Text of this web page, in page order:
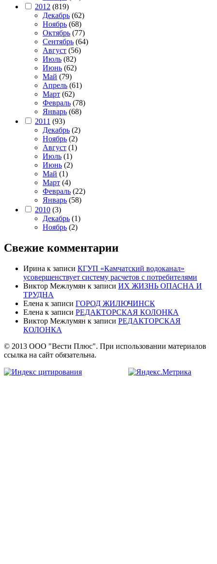
2012 (819)
Декабрь (62)
Ноябрь (68)
Октябрь (77)
Сентябрь (64)
Август (56)
Июль (82)
Июнь (62)
Май (79)
Апрель (61)
Март (62)
Февраль (78)
Январь (68)
2011 (93)
Декабрь (2)
Ноябрь (2)
Август (1)
Июль (1)
Июнь (2)
Май (1)
Март (4)
Февраль (22)
Январь (58)
2010 (3)
Декабрь (1)
Ноябрь (2)
Свежие комментарии
Ирина к записи КГУП «Камчатский водоканал»
усовершенствует систему расчетов с потребителями
Виктор Межлумян к записи ИХ ЖИЗНЬ ОПАСНА И
ТРУДНА
Елена к записи ГОРОД ЖИЛЮЧИНСК
Елена к записи РЕДАКТОРСКАЯ КОЛОНКА
Виктор Межлумян к записи РЕДАКТОРСКАЯ
КОЛОНКА
© 2013 ООО "Вести Плюс". При использовании материалов
ссылка на сайт обязательна.